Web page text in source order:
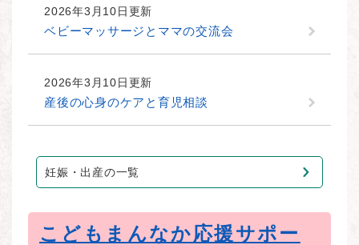
2026年3月10日更新
ベビーマッサージとママの交流会
2026年3月10日更新
産後の心身のケアと育児相談
妊娠・出産の一覧
こどもまんなか応援サポー